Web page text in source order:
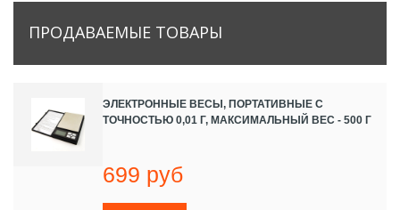
ПРОДАВАЕМЫЕ ТОВАРЫ
ЭЛЕКТРОННЫЕ ВЕСЫ, ПОРТАТИВНЫЕ С
ТОЧНОСТЬЮ 0,01 Г, МАКСИМАЛЬНЫЙ ВЕС - 500 Г
699 руб